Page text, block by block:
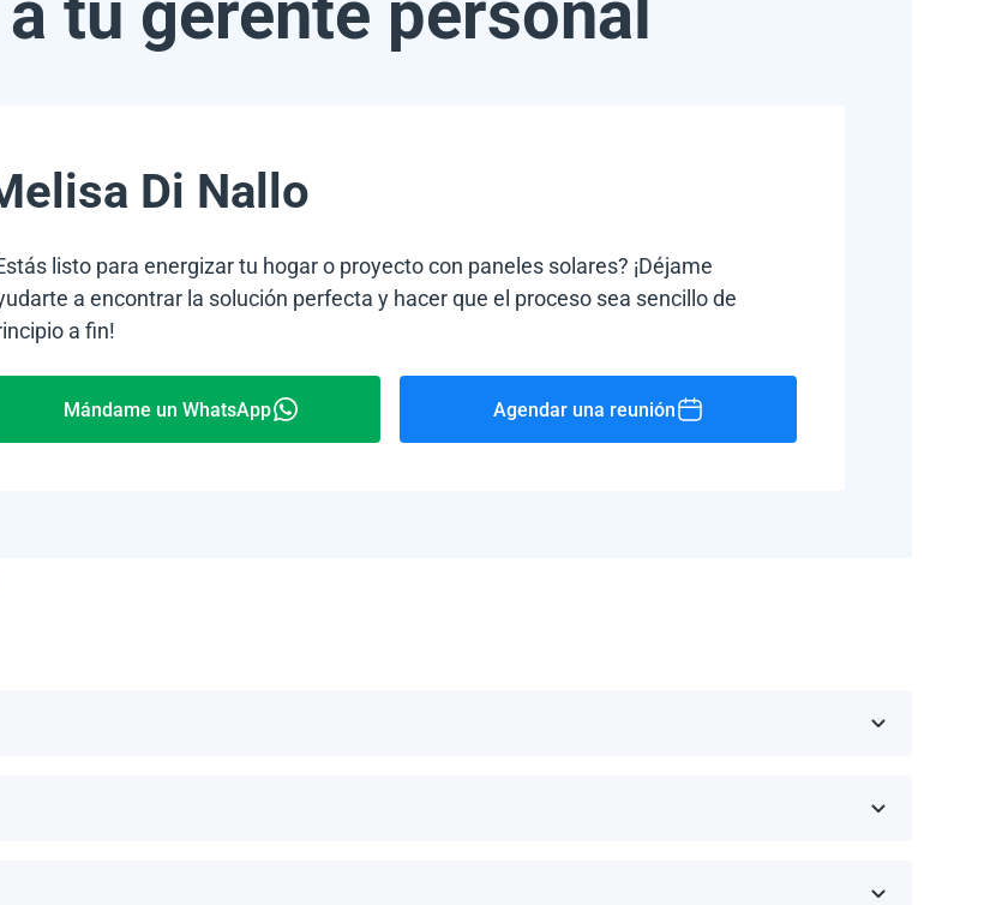
Di Nallo
listo para energizar tu hogar o proyecto con paneles solares? ¡Déjame
a encontrar la solución perfecta y hacer que el proceso sea sencillo de
a fin!
Mándame un WhatsApp Agendar una reunión